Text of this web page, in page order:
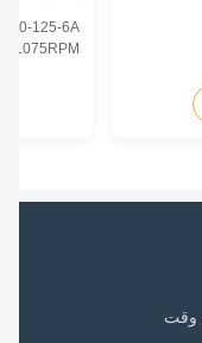
YDK140-125-6A
230V 1075RPM